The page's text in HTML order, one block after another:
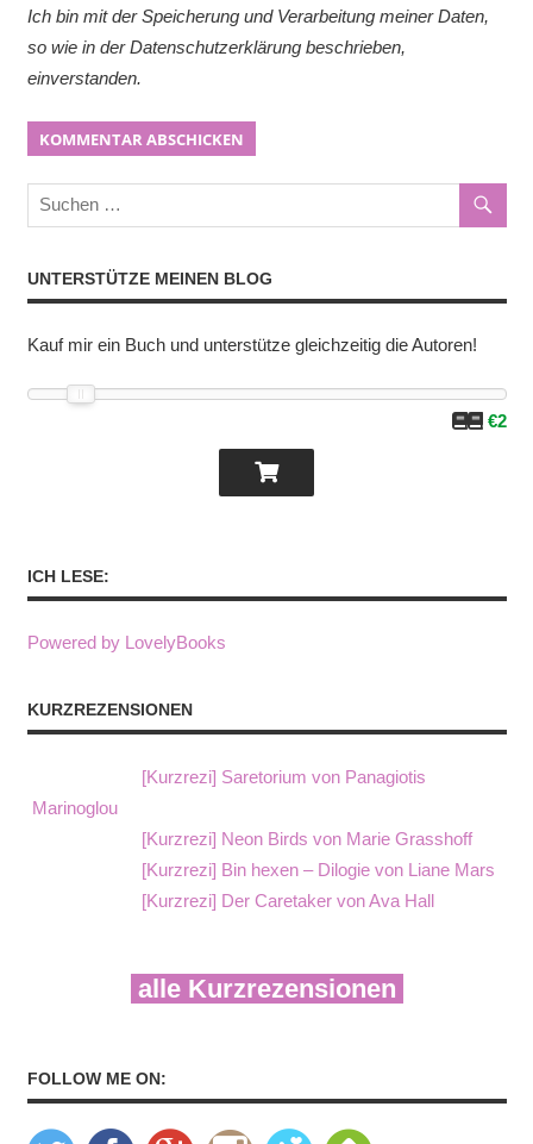
Ich bin mit der Speicherung und Verarbeitung meiner Daten,
so wie in der Datenschutzerklärung beschrieben,
einverstanden.
UNTERSTÜTZE MEINEN BLOG
Kauf mir ein Buch und unterstütze gleichzeitig die Autoren!
€2
ICH LESE:
Powered by LovelyBooks
KURZREZENSIONEN
[Kurzrezi] Saretorium von Panagiotis
Marinoglou
[Kurzrezi] Neon Birds von Marie Grasshoff
[Kurzrezi] Bin hexen – Dilogie von Liane Mars
[Kurzrezi] Der Caretaker von Ava Hall
alle Kurzrezensionen
FOLLOW ME ON: